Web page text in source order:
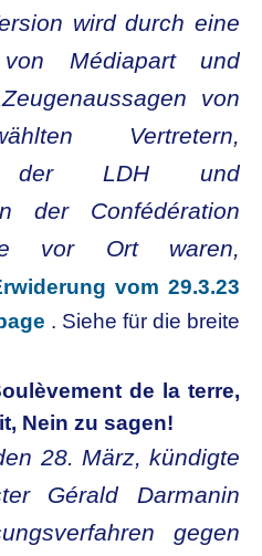
wird durch eine
von Médiapart und
von
Vertretern,
der LDH und
der Confédération
vor Ort waren,
vom 29.3.23
. Siehe für die breite
de la terre,
Nein zu sagen!
28. März, kündigte
Gérald Darmanin
gegen